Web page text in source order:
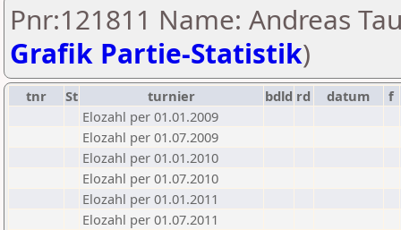
Pnr:121811 Name: Andreas
Grafik Partie-Statistik)
tnr St turnier bdld rd datum
f
Elozahl per 01.01.2009
Elozahl per 01.07.2009
Elozahl per 01.01.2010
Elozahl per 01.07.2010
Elozahl per 01.01.2011
Elozahl per 01.07.2011